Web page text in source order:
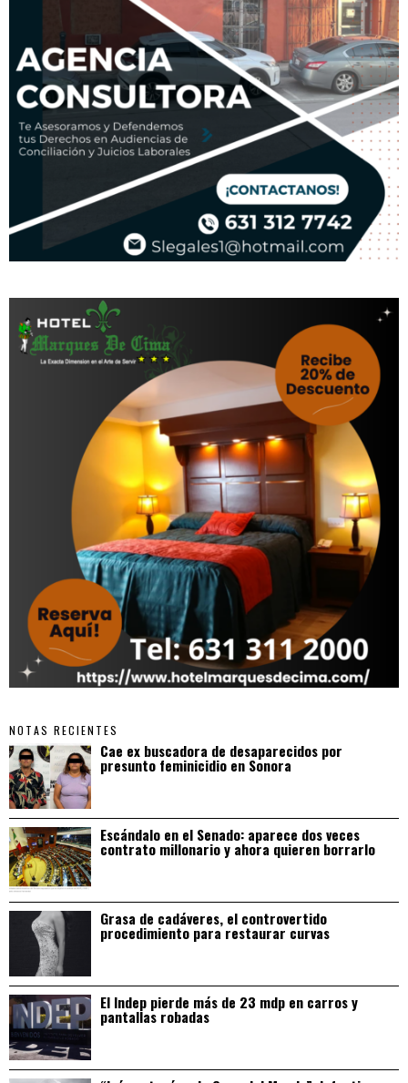
NOTAS RECIENTES
Cae ex buscadora de desaparecidos por
presunto feminicidio en Sonora
Escándalo en el Senado: aparece dos veces
contrato millonario y ahora quieren borrarlo
Grasa de cadáveres, el controvertido
procedimiento para restaurar curvas
El Indep pierde más de 23 mdp en carros y
pantallas robadas